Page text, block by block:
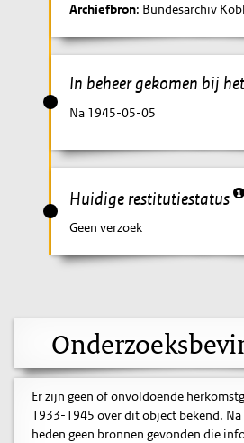
Archiefbron: Bundesarchiv
In beheer gekomen bij
Na 1945-05-05
Huidige restitutiestatus
Geen verzoek
Er zijn geen of onvoldoende
1933-1945 over dit object bekend.
heden geen bronnen gevonden die